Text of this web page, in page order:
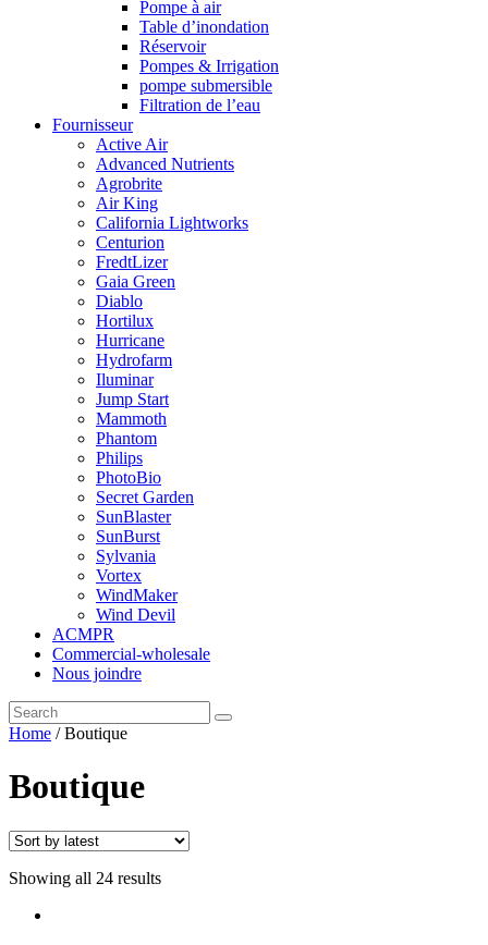
Pompe à air
Table d’inondation
Réservoir
Pompes & Irrigation
pompe submersible
Filtration de l’eau
Fournisseur
Active Air
Advanced Nutrients
Agrobrite
Air King
California Lightworks
Centurion
FredtLizer
Gaia Green
Diablo
Hortilux
Hurricane
Hydrofarm
Iluminar
Jump Start
Mammoth
Phantom
Philips
PhotoBio
Secret Garden
SunBlaster
SunBurst
Sylvania
Vortex
WindMaker
Wind Devil
ACMPR
Commercial-wholesale
Nous joindre
Home / Boutique
Boutique
Showing all 24 results